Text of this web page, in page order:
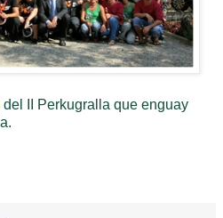
del II Perkugralla que enguay